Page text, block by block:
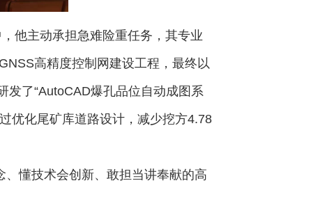
他主动承担急难险重任务，其专业
高精度控制网建设工程，最终以
发了“AutoCAD爆孔品位自动成图系
优化尾矿库道路设计，减少挖方4.78
懂技术会创新、敢担当讲奉献的高